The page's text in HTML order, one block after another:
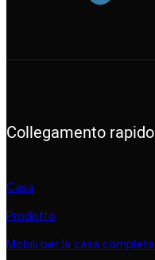
Collegamento rapido
Casa
Prodotto
Mobili per la casa completa